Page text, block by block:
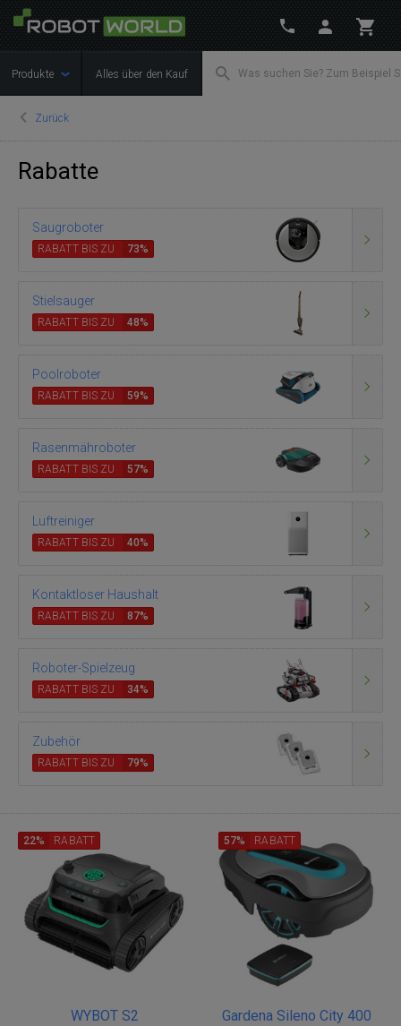
Produkte Alles über den Kauf
Zurück
Rabatte
Saugroboter
RABATT BIS ZU 73%
Stielsauger
RABATT BIS ZU 48%
Pool­ro­bo­ter
RABATT BIS ZU 59%
Rasenmähroboter
RABATT BIS ZU 57%
Luftreiniger
RABATT BIS ZU 40%
Kontaktloser Haushalt
RABATT BIS ZU 87%
Roboter-Spielzeug
RABATT BIS ZU 34%
Zubehör
RABATT BIS ZU 79%
WYBOT S2
22% RABATT
Gardena Sileno City 400
57% RABATT